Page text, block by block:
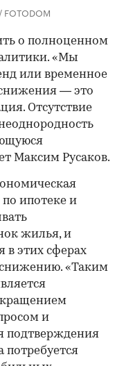
о полноценном
«Мы
или временное
— это
Отсутствие
Максим Русаков.
ипотеке и
жилья, и
этих сферах
«Таким
и
подтверждения
потребуется